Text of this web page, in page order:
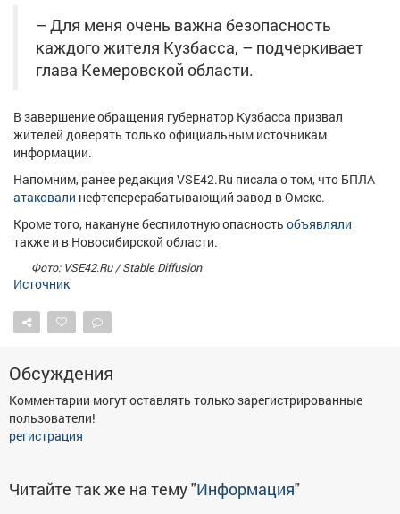
– Для меня очень важна безопасность
каждого жителя Кузбасса, – подчеркивает
глава Кемеровской области.
В завершение обращения губернатор Кузбасса призвал
жителей доверять только официальным источникам
информации.
Напомним, ранее редакция VSE42.Ru писала о том, что БПЛА
атаковали нефтеперерабатывающий завод в Омске.
Кроме того, накануне беспилотную опасность объявляли
также и в Новосибирской области.
Фото: VSE42.Ru / Stable Diffusion
Источник
Обсуждения
Комментарии могут оставлять только зарегистрированные
пользователи!
регистрация
Читайте так же на тему "Информация"